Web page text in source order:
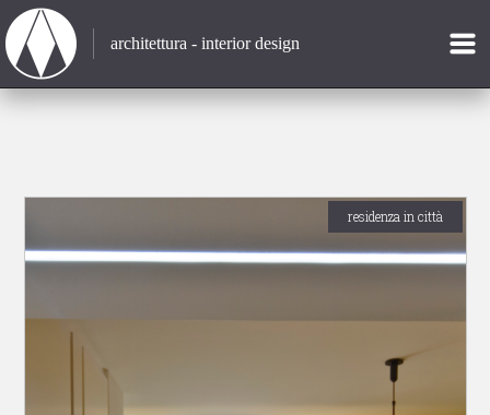
architettura - interior design
residenza in città